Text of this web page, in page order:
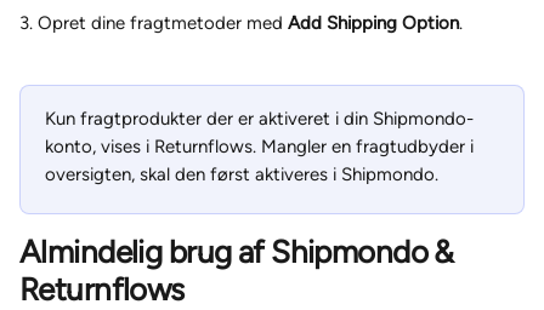
3. Opret dine fragtmetoder med Add Shipping Option.
Kun fragtprodukter der er aktiveret i din Shipmondo-
konto, vises i Returnflows. Mangler en fragtudbyder i
oversigten, skal den først aktiveres i Shipmondo.
Almindelig brug af Shipmondo &
Returnflows